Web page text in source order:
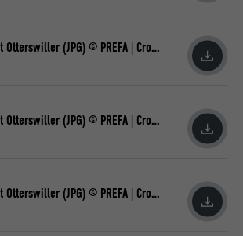
Schülerhort Otterswiller (JPG) © PREFA | Croce & Wir
Schülerhort Otterswiller (JPG) © PREFA | Croce & Wir
Schülerhort Otterswiller (JPG) © PREFA | Croce & Wir
LinkedIn
Verwendet vom Social-Networking-Dienst